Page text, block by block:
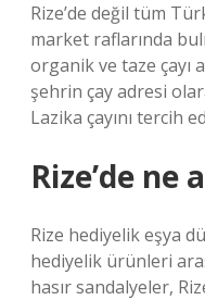
Rize’de değil tüm
market raflarında
organik ve taze çayı
şehrin çay adresi
Lazika çayını tercih
Rize’de ne
Rize hediyelik eşya
hediyelik ürünleri
hasır sandalyeler,